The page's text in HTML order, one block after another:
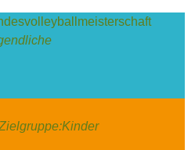
Kinder